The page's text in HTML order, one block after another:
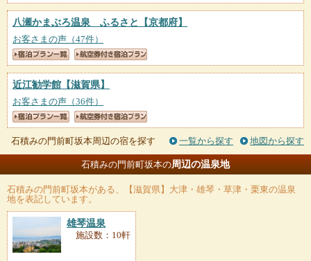
八瀬かまぶろ温泉 ふるさと 【京都府】
お客さまの声（47件）
近江勧学館 【滋賀県】
お客さまの声（36件）
石積みの門前町坂本周辺の宿を探す 一覧から探す 地図から探す
石積みの門前町坂本の周辺の温泉地
石積みの門前町坂本がある、【滋賀県】大津・雄琴・草津・栗東の温泉
地を表記しています。
雄琴温泉
施設数：10軒